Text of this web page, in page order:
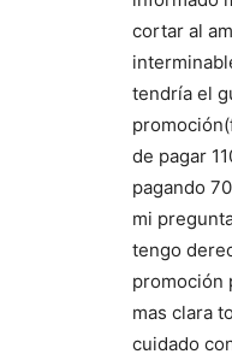
cortar al
tendría el
de pagar
pagando
mi
tengo
promoción
mas clara
cuidado